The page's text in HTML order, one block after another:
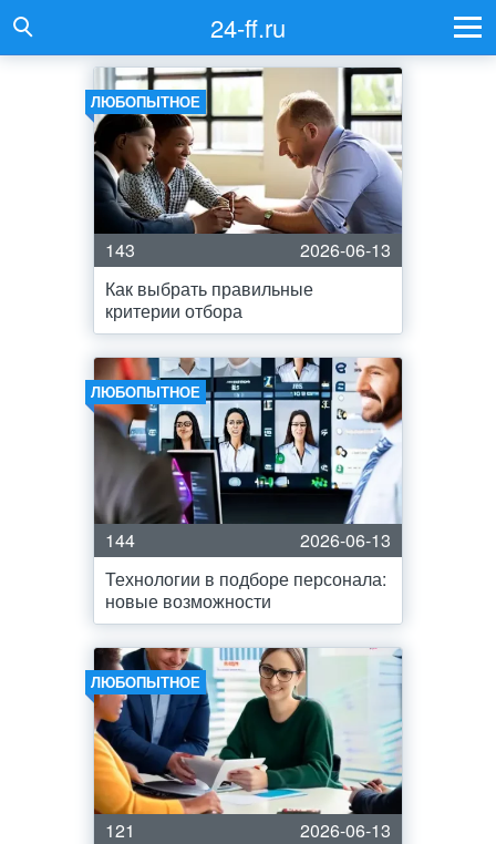
24-ff.ru
ЛЮБОПЫТНОЕ
143
2026-06-13
Как выбрать правильные
критерии отбора
ЛЮБОПЫТНОЕ
144
2026-06-13
Технологии в подборе персонала:
новые возможности
ЛЮБОПЫТНОЕ
121
2026-06-13